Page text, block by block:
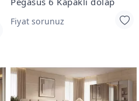
Fiyat sorunuz